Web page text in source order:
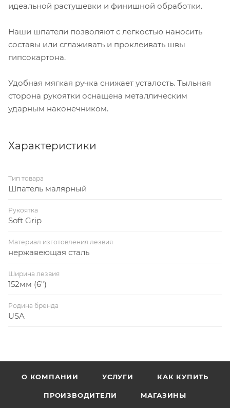
идеальной растушевки и финишной обработки.
Наши шпатели позволяют с легкостью наносить
составы или сглаживать и проклеивать швы
гипсокартона.
Удобная мягкая ручка снижает усталость. Тыльная
сторона рукоятки оснащена металлическим
ударным наконечником.
Характеристики
Тип товара
Шпатель малярный
Рукоятка
Soft Grip
Материал изготовления лезвия
нержавеющая сталь
Ширина лезвия
152мм (6")
Родина бренда
USA
О КОМПАНИИ УСЛУГИ КАК КУПИТЬ
ПРОИЗВОДИТЕЛИ МАГАЗИНЫ